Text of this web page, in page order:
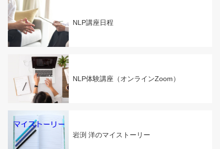
NLP講座日程
NLP体験講座（オンラインZoom）
岩渕 洋のマイストーリー